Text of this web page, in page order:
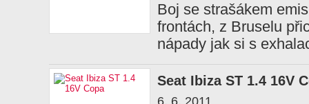
Boj se strašákem
frontách, z Bruselu
nápady jak si s
Seat Ibiza ST 1.4 16V
6. 6. 2011